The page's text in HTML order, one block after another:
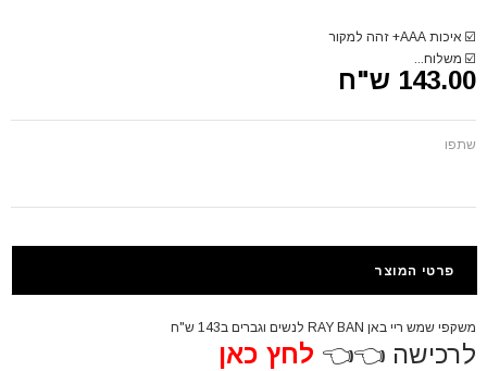
☑️ איכות AAA+ זהה למקור
☑️ משלוח...
143.00 ש"ח
שתפו
פרטי המוצר
משקפי שמש ריי באן RAY BAN לנשים וגברים ב143 ש"ח
לרכישה 👈👈 לחץ כאן